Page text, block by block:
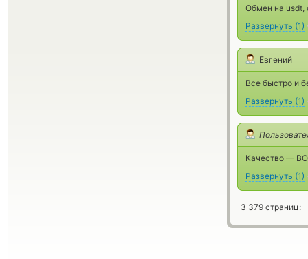
Обмен на usdt,
Развернуть (1)
Евгений
Все быстро и
Развернуть (1)
Качество —
Развернуть (1)
3 379 страниц: